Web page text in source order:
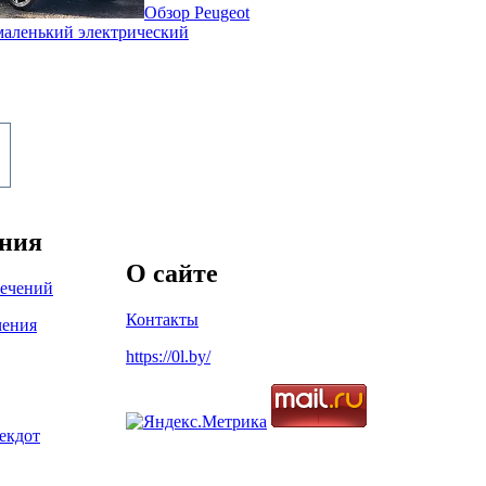
Обзор Peugeot
электрический
О сайте
Контакты
https://0l.by/